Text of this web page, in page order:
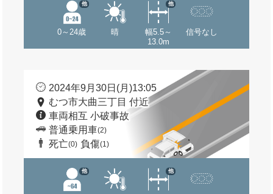
0～24歳
他
晴
幅5.5～
13.0m
他
信号なし
2024年9月30日(月)13:05
むつ市大曲三丁目 付近
車両相互 小破事故
普通乗用車(2)
死亡(0) 負傷(1)
他 他